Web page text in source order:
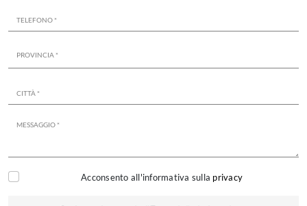
Acconsento all'informativa sulla privacy